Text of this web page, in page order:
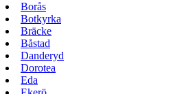
Borås
Botkyrka
Bräcke
Båstad
Danderyd
Dorotea
Eda